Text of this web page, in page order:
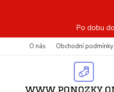
Po dobu
O nás Obchodní podmínky